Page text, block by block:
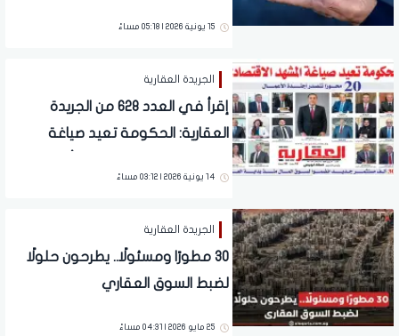
15 يونية 2026 | 05:18 مساءً
الجريدة العقارية
إقرأ في العدد 628 من الجريدة
العقارية: الحكومة تعيد صياغة
مستثمر جديد منذ بداية العام
14 يونية 2026 | 03:12 مساءً
الجريدة العقارية
30 مطورًا ومسئولًا.. يطرحون حلولًا
لضبط السوق العقاري
25 مايو 2026 | 04:31 مساءً